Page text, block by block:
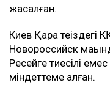
жасалған.
Киев Қара
Новороссийск
Ресейге тиесілі
міндеттеме алған.